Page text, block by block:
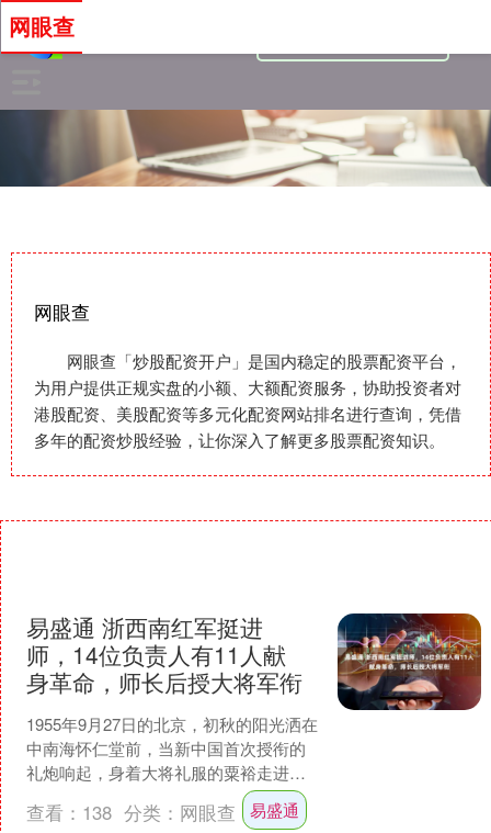
网眼查
网眼查「炒股配资开户」是国内稳定的股票配资平台，
为用户提供正规实盘的小额、大额配资服务，协助投资者对
港股配资、美股配资等多元化配资网站排名进行查询，凭借
多年的配资炒股经验，让你深入了解更多股票配资知识。
网眼查
易盛通 浙西南红军挺进
师，14位负责人有11人献
身革命，师长后授大将军衔
1955年9月27日的北京，初秋的阳光洒在
中南海怀仁堂前，当新中国首次授衔的
礼炮响起，身着大将礼服的粟裕走进人
们视线。人群中许多熟面孔已成永远的
记忆，曾与他并肩....
查看： 138 分类： 网眼查 易盛通